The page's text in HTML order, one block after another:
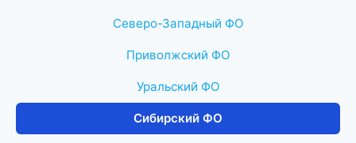
Северо-Западный ФО
Приволжский ФО
Уральский ФО
Сибирский ФО